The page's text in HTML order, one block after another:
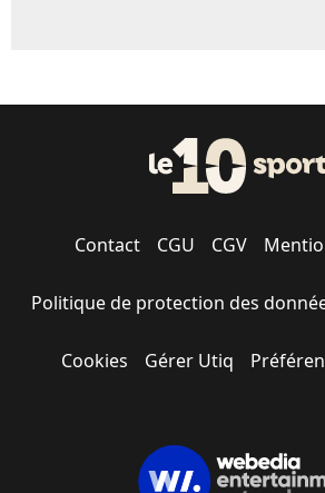
Contact CGU CGV
Politique de protection des
Cookies Gérer Utiq